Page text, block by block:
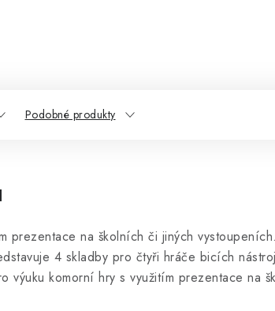
Podobné produkty
prezentace na školních či jiných vystoupeních.
4 skladby pro čtyři hráče bicích
výuku komorní hry s využitím prezentace na